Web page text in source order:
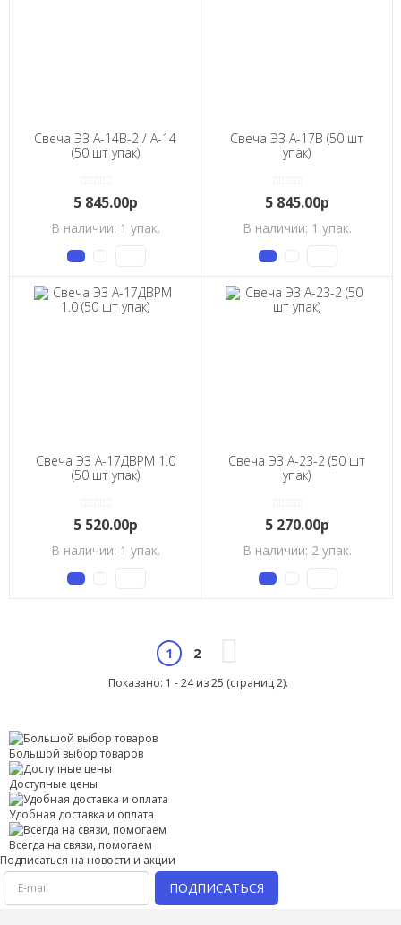
Свеча ЭЗ А-14В-2 / А-14
(50 шт упак)
5 845.00р
В наличии: 1 упак.
Свеча ЭЗ А-17В (50 шт
упак)
5 845.00р
В наличии: 1 упак.
Свеча ЭЗ А-17ДВРМ 1.0
(50 шт упак)
5 520.00р
В наличии: 1 упак.
Свеча ЭЗ А-23-2 (50 шт
упак)
5 270.00р
В наличии: 2 упак.
1 2
Показано: 1 - 24 из 25 (страниц 2).
Большой выбор товаров
Доступные цены
Удобная доставка и оплата
Всегда на связи, помогаем
Подписаться на новости и акции
ПОДПИСАТЬСЯ